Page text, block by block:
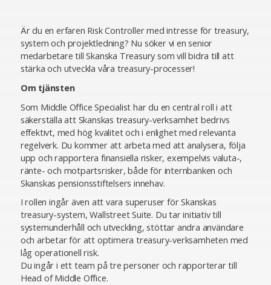
Är du en erfaren Risk Controller med intresse för treasury,
system och projektledning? Nu söker vi en senior
medarbetare till Skanska Treasury som vill bidra till att
stärka och utveckla våra treasury-processer!
Om tjänsten
Som Middle Office Specialist har du en central roll i att
säkerställa att Skanskas treasury-verksamhet bedrivs
effektivt, med hög kvalitet och i enlighet med relevanta
regelverk. Du kommer att arbeta med att analysera, följa
upp och rapportera finansiella risker, exempelvis valuta-,
ränte- och motpartsrisker, både för internbanken och
Skanskas pensionsstiftelsers innehav.
I rollen ingår även att vara superuser för Skanskas
treasury-system, Wallstreet Suite. Du tar initiativ till
systemunderhåll och utveckling, stöttar andra användare
och arbetar för att optimera treasury-verksamheten med
låg operationell risk.
Du ingår i ett team på tre personer och rapporterar till
Head of Middle Office.